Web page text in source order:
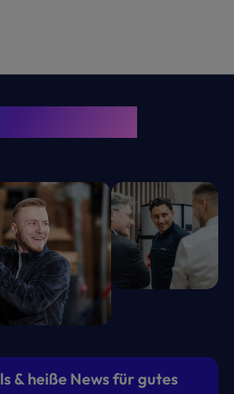
& heiße News für gutes